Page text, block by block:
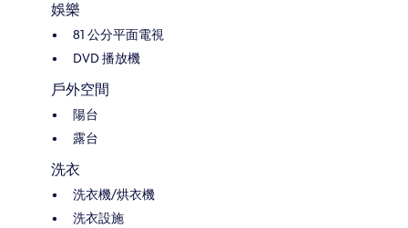
娛樂
81 公分平面電視
DVD 播放機
戶外空間
陽台
露台
洗衣
洗衣機/烘衣機
洗衣設施